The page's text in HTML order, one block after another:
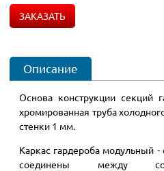
ЗАКАЗАТЬ
Описание
Основа конструкции секций
хромированная труба
стенки 1 мм.
Каркас гардероба модульный
соединены между